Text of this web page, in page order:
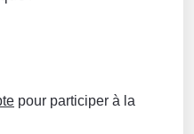
pour participer à la